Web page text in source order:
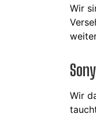
Wir
Wir